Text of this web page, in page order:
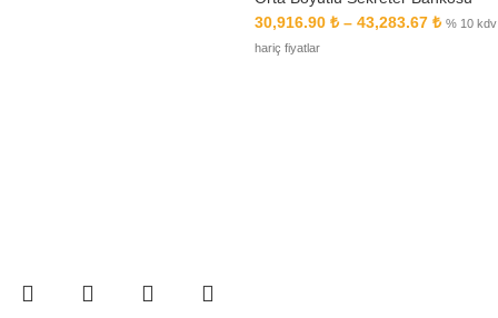
30,916.90 ₺ – 43,283.67 ₺ % 10 kdv
hariç fiyatlar